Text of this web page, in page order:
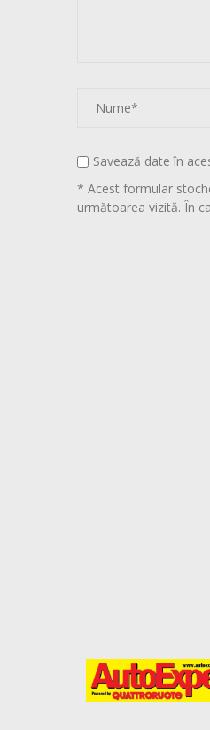
Savează date în
* Acest formular
următoarea vizită. În